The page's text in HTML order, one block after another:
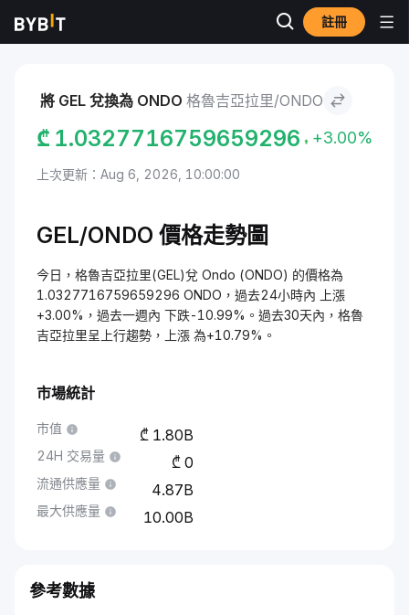
註冊
市場 Ondo 價格 ONDO 格魯吉亞拉里 to Ondo
將 GEL 兌換為 ONDO 格魯吉亞拉里/ONDO
₾ 1.0327716759659296 +3.00%
上次更新：Aug 6, 2026, 10:00:00
GEL/ONDO 價格走勢圖
今日，格魯吉亞拉里(GEL)兌 Ondo (ONDO) 的價格為
1.0327716759659296 ONDO，過去24小時內 上漲
+3.00%，過去一週內 下跌-10.99%。過去30天內，格魯
吉亞拉里呈上行趨勢，上漲 為+10.79%。
市場統計
市值 1.80B
24H 交易量 0
流通供應量 4.87B
最大供應量 10.00B
參考數據